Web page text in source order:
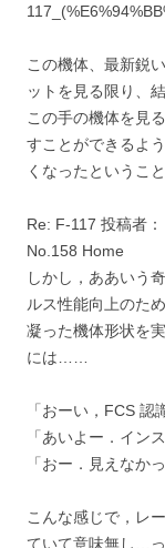
この機体、最新鋭
ットを見る限り、
この手の機体を見
すことができるよ
くなったというこ
Re: F-117 投稿者
No.158 Home
しかし，ああいう
ルス性能向上のた
凝った機体形状を
には……
「おーい，FCS 認
「あいよー．イン
「おー．見えなか
こんな感じで，レ
ていて意味無し…